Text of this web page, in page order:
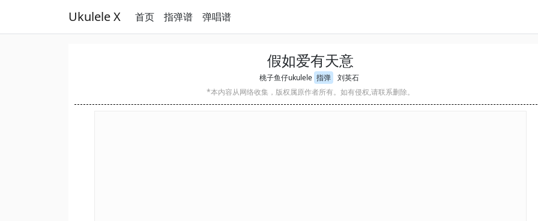
Ukulele X 首页 指弹谱 弹唱谱
假如爱有天意
桃子鱼仔ukulele 指弹
刘英石
*本内容从网络收集，版权属原作者所有。如有侵权,请联系删除。